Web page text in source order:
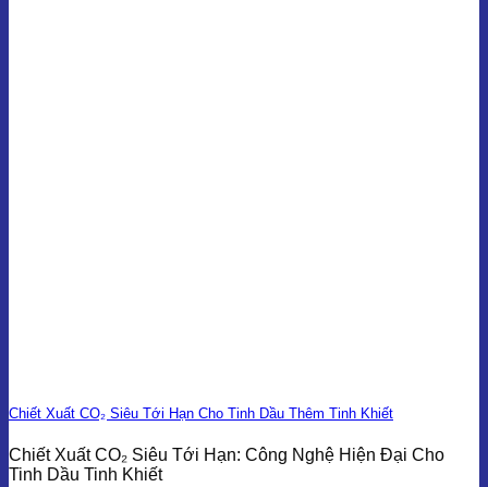
Chiết Xuất CO₂ Siêu Tới Hạn Cho Tinh Dầu Thêm Tinh Khiết
Chiết Xuất CO₂ Siêu Tới Hạn: Công Nghệ Hiện Đại Cho
Tinh Dầu Tinh Khiết